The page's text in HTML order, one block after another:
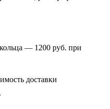
— 1200 руб. при
доставки